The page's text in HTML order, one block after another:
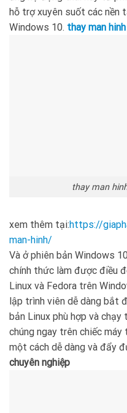
hỗ trợ xuyên suốt các nền
Windows 10. thay man
thay man
xem thêm tại:https://
man-hinh/
Và ở phiên bản Windows
chính thức làm được điều
Linux và Fedora trên
lập trình viên dễ dàng bắt
bản Linux phù hợp và
chúng ngay trên chiếc
một cách dễ dàng và đẩy
chuyên nghiệp